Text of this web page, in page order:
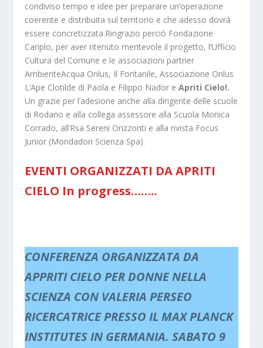
condiviso tempo e idee per preparare un’operazione
coerente e distribuita sul territorio e che adesso dovrà
essere concretizzata.Ringrazio perciò Fondazione
Cariplo, per aver ritenuto meritevole il progetto, l’Ufficio
Cultura del Comune e le associazioni partner
AmbienteAcqua Onlus, Il Fontanile, Associazione Onlus
L’Ape Clotilde di Paola e Filippo Nador eApriti Cielo!.
Un grazie per l’adesione anche alla dirigente delle scuole
di Rodano e alla collega assessore alla Scuola Monica
Corrado, all’Rsa Sereni Orizzonti e alla rivista Focus
Junior (Mondadori Scienza Spa).
EVENTI ORGANIZZATI DA APRITI
CIELO In progress……..
CONFERENZA ORGANIZZATA DA
APPRITI CIELO PER DONNE NELLA
SCIENZA CON VALERIA PERSEO
RICERCATRICE PRESSO IL MAX PLANCK
INSTITUTES IN GERMANIA. SABATO 9